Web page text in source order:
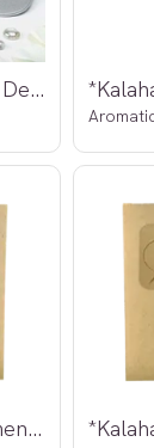
*Hårfjerningspads Depilfarma
*Kalahari Hotel Amenities Hygienepose